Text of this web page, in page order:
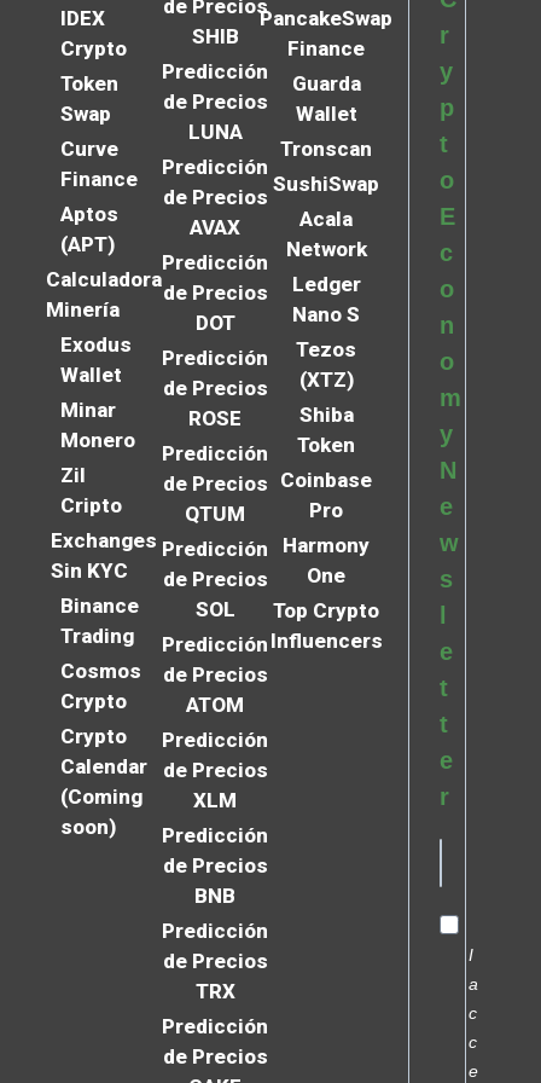
IDEX
Crypto
Token
Swap
Curve
Finance
Aptos
(APT)
Calculadora
Minería
Exodus
Wallet
Minar
Monero
Zil
Cripto
Exchanges
Sin KYC
Binance
Trading
Cosmos
Crypto
Crypto
Calendar
(Coming
soon)
de Precios
SHIB
Predicción
de Precios
LUNA
Predicción
de Precios
AVAX
Predicción
de Precios
DOT
Predicción
de Precios
ROSE
Predicción
de Precios
QTUM
Predicción
de Precios
SOL
Predicción
de Precios
ATOM
Predicción
de Precios
XLM
Predicción
de Precios
BNB
Predicción
de Precios
TRX
Predicción
de Precios
PancakeSwap
Finance
Guarda
Wallet
Tronscan
SushiSwap
Acala
Network
Ledger
Nano S
Tezos
(XTZ)
Shiba
Token
Coinbase
Pro
Harmony
One
Top Crypto
Influencers
r
y
p
t
o
E
c
o
n
o
m
y
N
e
w
s
e
t
t
e
r
I
a
c
c
e